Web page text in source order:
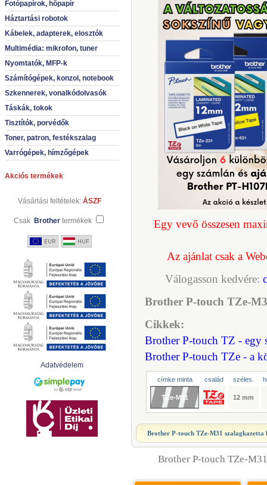
Fotópapírok, hőpapír
Háztartási robotok
Kábelek, adapterek, elosztók
Multimédia: mikrofon, tuner
Nyomtatók, MFP-k
Számítógépek, konzol, notebook
Szkennerek, vonalkódolvasók
Táskák, tokok
Tisztítók, porvédők
Toner, patron, festékszalag
Varrógépek, hímzőgépek
Akciós termékek
Vásárlási feltételek: ÁSZF
Csak Brother termékek
Adatvédelem
Egy vevő összesen
Az ajánlat csak a
Válogasson kedvére:
Brother P-touch TZe-
Cikkek:
Brother P-touch TZ - egy
Brother P-touch TZe - a
címke minta család széles.
TZe-M31 12 mm
Brother P-touch TZe-M31 szalagkazetta
Brother P-touch TZe-